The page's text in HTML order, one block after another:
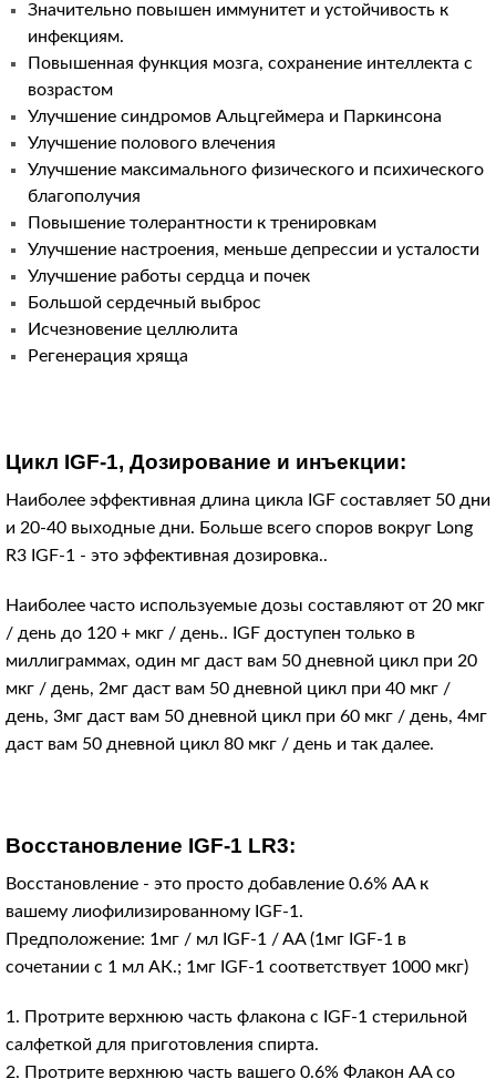
Значительно повышен иммунитет и устойчивость к
инфекциям.
Повышенная функция мозга, сохранение интеллекта с
возрастом
Улучшение синдромов Альцгеймера и Паркинсона
Улучшение полового влечения
Улучшение максимального физического и психического
благополучия
Повышение толерантности к тренировкам
Улучшение настроения, меньше депрессии и усталости
Улучшение работы сердца и почек
Большой сердечный выброс
Исчезновение целлюлита
Регенерация хряща
Цикл IGF-1, Дозирование и инъекции:
Наиболее эффективная длина цикла IGF составляет 50 дни
и 20-40 выходные дни. Больше всего споров вокруг Long
R3 IGF-1 - это эффективная дозировка..
Наиболее часто используемые дозы составляют от 20 мкг
/ день до 120 + мкг / день.. IGF доступен только в
миллиграммах, один мг даст вам 50 дневной цикл при 20
мкг / день, 2мг даст вам 50 дневной цикл при 40 мкг /
день, 3мг даст вам 50 дневной цикл при 60 мкг / день, 4мг
даст вам 50 дневной цикл 80 мкг / день и так далее.
Восстановление IGF-1 LR3:
Восстановление - это просто добавление 0.6% AA к
вашему лиофилизированному IGF-1.
Предположение: 1мг / мл IGF-1 / AA (1мг IGF-1 в
сочетании с 1 мл АК.; 1мг IGF-1 соответствует 1000 мкг)
1. Протрите верхнюю часть флакона с IGF-1 стерильной
салфеткой для приготовления спирта.
2. Протрите верхнюю часть вашего 0.6% Флакон AA со